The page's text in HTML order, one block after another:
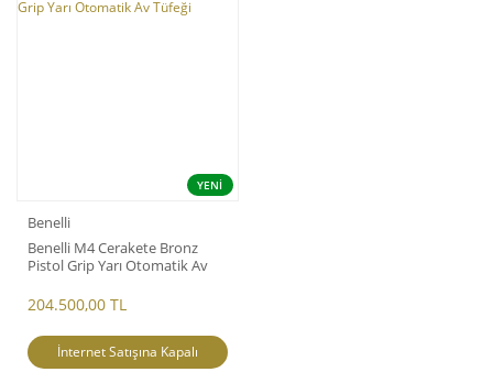
YENİ
Benelli
Benelli M4 Cerakete Bronz
Pistol Grip Yarı Otomatik Av
204.500,00 TL
İnternet Satışına Kapalı